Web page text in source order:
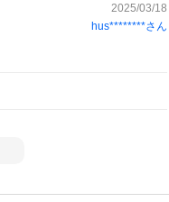
2025/03/18
hus********さん